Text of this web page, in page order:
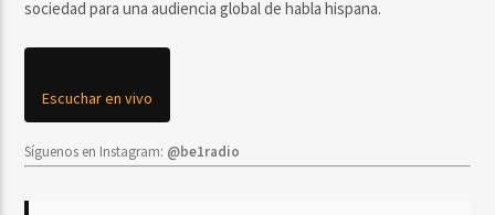
sociedad para una audiencia global de habla hispana.
Escuchar en vivo
Síguenos en Instagram: @be1radio